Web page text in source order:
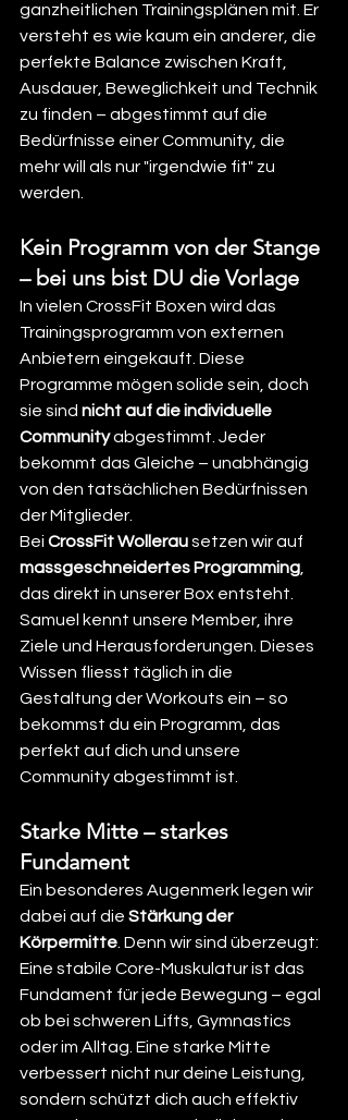
ganzheitlichen Trainingsplänen mit. Er
versteht es wie kaum ein anderer, die
perfekte Balance zwischen Kraft,
Ausdauer, Beweglichkeit und Technik
zu finden – abgestimmt auf die
Bedürfnisse einer Community, die
mehr will als nur "irgendwie fit" zu
werden.
Kein Programm von der Stange
– bei uns bist DU die Vorlage
In vielen CrossFit Boxen wird das
Trainingsprogramm von externen
Anbietern eingekauft. Diese
Programme mögen solide sein, doch
sie sind nicht auf die individuelle
Community abgestimmt. Jeder
bekommt das Gleiche – unabhängig
von den tatsächlichen Bedürfnissen
der Mitglieder.
Bei CrossFit Wollerau setzen wir auf
massgeschneidertes Programming
das direkt in unserer Box entsteht.
Samuel kennt unsere Member, ihre
Ziele und Herausforderungen. Dieses
Wissen fliesst täglich in die
Gestaltung der Workouts ein – so
bekommst du ein Programm, das
perfekt auf dich und unsere
Community abgestimmt ist.
Starke Mitte – starkes
Fundament
Ein besonderes Augenmerk legen wir
dabei auf die Stärkung der
Körpermitte . Denn wir sind überzeugt:
Eine stabile Core-Muskulatur ist das
Fundament für jede Bewegung – egal
ob bei schweren Lifts, Gymnastics
oder im Alltag. Eine starke Mitte
verbessert nicht nur deine Leistung,
sondern schützt dich auch effektiv